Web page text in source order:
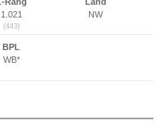
1.021
(443)
NW
BPL
WB*